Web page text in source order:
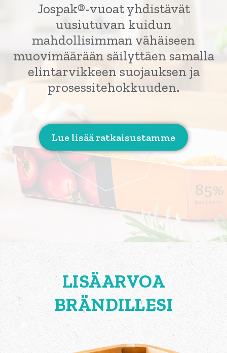
Jospak®-vuoat yhdistävät
uusiutuvan kuidun
mahdollisimman vähäiseen
muovimäärään säilyttäen samalla
elintarvikkeen suojauksen ja
prosessitehokkuuden.
Lue lisää ratkaisustamme
LISÄARVOA
BRÄNDILLESI